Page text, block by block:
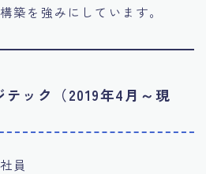
築を強みにしています。
ック（2019年4月～現
員